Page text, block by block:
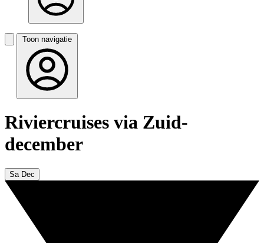
Toon navigatie
Riviercruises via Zuid-
december
Sa Dec